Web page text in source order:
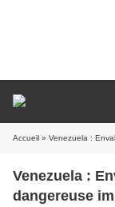
Accueil » Venezuela :
Venezuela :
dangereuse